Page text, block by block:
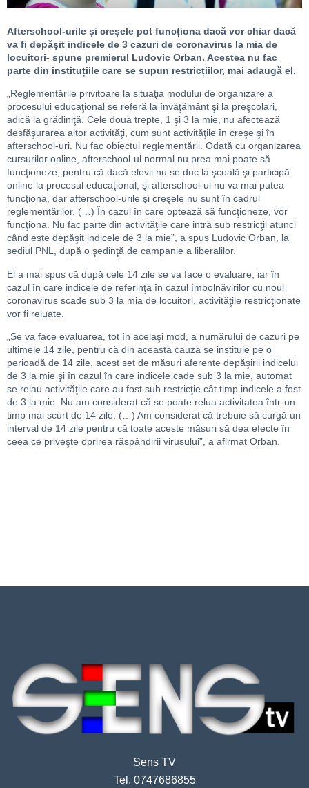
Afterschool-urile și creșele pot funcționa dacă vor chiar dacă
va fi depășit indicele de 3 cazuri de coronavirus la mia de
locuitori- spune premierul Ludovic Orban. Acestea nu fac
parte din instituțiile care se supun restricțiilor, mai adaugă el.
„Reglementările privitoare la situaţia modului de organizare a
procesului educaţional se referă la învăţământ şi la preşcolari,
adică la grădiniţă. Cele două trepte, 1 şi 3 la mie, nu afectează
desfăşurarea altor activităţi, cum sunt activităţile în creşe şi în
afterschool-uri. Nu fac obiectul reglementării. Odată cu organizarea
cursurilor online, afterschool-ul normal nu prea mai poate să
funcţioneze, pentru că dacă elevii nu se duc la şcoală şi participă
online la procesul educaţional, şi afterschool-ul nu va mai putea
funcţiona, dar afterschool-urile şi creşele nu sunt în cadrul
reglementărilor. (…) În cazul în care optează să funcţioneze, vor
funcţiona. Nu fac parte din activităţile care intră sub restricţii atunci
când este depăşit indicele de 3 la mie”, a spus Ludovic Orban, la
sediul PNL, după o şedinţă de campanie a liberalilor.
El a mai spus că după cele 14 zile se va face o evaluare, iar în
cazul în care indicele de referinţă în cazul îmbolnăvirilor cu noul
coronavirus scade sub 3 la mia de locuitori, activităţile restricţionate
vor fi reluate.
„Se va face evaluarea, tot în acelaşi mod, a numărului de cazuri pe
ultimele 14 zile, pentru că din această cauză se instituie pe o
perioadă de 14 zile, acest set de măsuri aferente depăşirii indicelui
de 3 la mie şi în cazul în care indicele cade sub 3 la mie, automat
se reiau activităţile care au fost sub restricţie cât timp indicele a fost
de 3 la mie. Nu am considerat că se poate relua activitatea într-un
timp mai scurt de 14 zile. (…) Am considerat că trebuie să curgă un
interval de 14 zile pentru că toate aceste măsuri să dea efecte în
ceea ce priveşte oprirea răspândirii virusului”, a afirmat Orban.
Sens TV
Tel. 0747686855